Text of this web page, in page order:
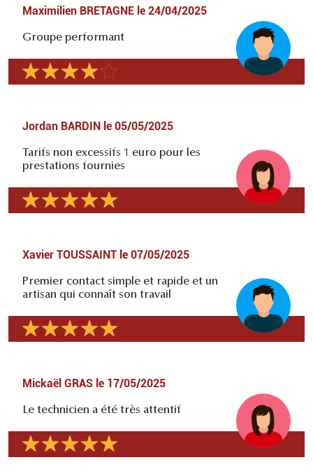
Maximilien BRETAGNE le 24/04/2025
Groupe performant
Jordan BARDIN le 05/05/2025
Tarifs non excessifs 1 euro pour les
prestations fournies
Xavier TOUSSAINT le 07/05/2025
Premier contact simple et rapide et un
artisan qui connaît son travail
Mickaël GRAS le 17/05/2025
Le technicien a été très attentif